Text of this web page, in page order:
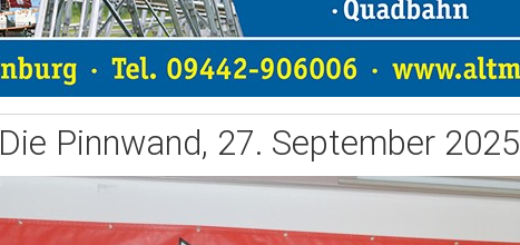
Die Pinnwand, 27. September 2025